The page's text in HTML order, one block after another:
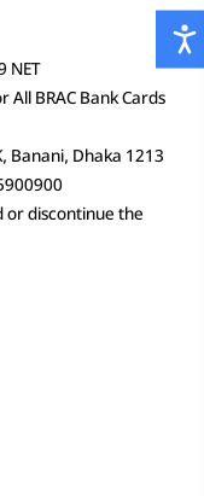
NET
All BRAC Bank Cards
Banani, Dhaka 1213
or discontinue the